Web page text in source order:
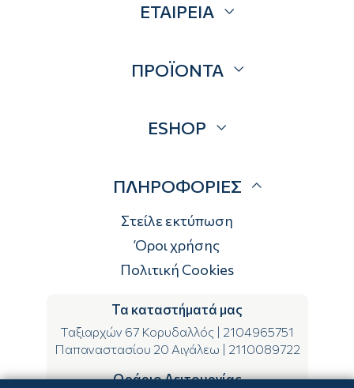
ΕΤΑΙΡΕΙΑ
Επικοινωνία
ΠΡΟΪΟΝΤΑ
Brands
ESHOP
Τρόποι αποστολής
Τρόποι πληρωμής
Επιστροφές
ΠΛΗΡΟΦΟΡΙΕΣ
Στείλε εκτύπωση
Όροι χρήσης
Πολιτική Cookies
Τα καταστήματά μας
Ταξιαρχών 67 Κορυδαλλός | 2104965751
Παπαναστασίου 20 Αιγάλεω | 2110089722
Ωράριο Λειτουργίας